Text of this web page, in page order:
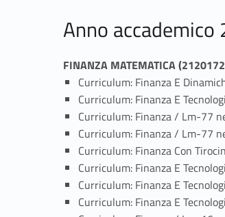
Anno
FINANZA MATEMATICA
Curriculum: Finanza E
Curriculum: Finanza E
Curriculum: Finanza / Lm-77
Curriculum: Finanza / Lm-77
Curriculum: Finanza Con
Curriculum: Finanza E
Curriculum: Finanza E
Curriculum: Finanza E